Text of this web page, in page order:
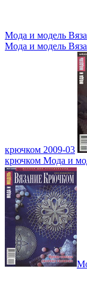
Мода и модель
Мода и модель
крючком 2009-03
крючком Мода и